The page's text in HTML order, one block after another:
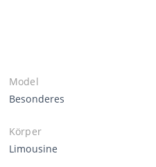
Model
Besonderes
Körper
Limousine